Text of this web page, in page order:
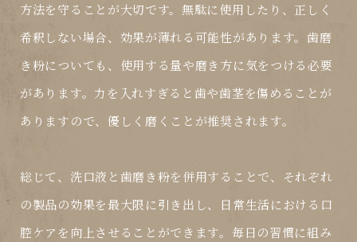
方法を守ることが大切です。無駄に使用したり、正しく
希釈しない場合、効果が薄れる可能性があります。歯磨
き粉についても、使用する量や磨き方に気をつける必要
があります。力を入れすぎると歯や歯茎を傷めることが
ありますので、優しく磨くことが推奨されます。
総じて、洗口液と歯磨き粉を併用することで、それぞれ
の製品の効果を最大限に引き出し、日常生活における口
腔ケアを向上させることができます。毎日の習慣に組み